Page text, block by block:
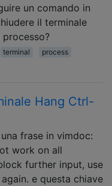
un comando in
il terminale
terminal
process
Hang Ctrl-
frase in vimdoc:
work on all
further input, use
e questa chiave